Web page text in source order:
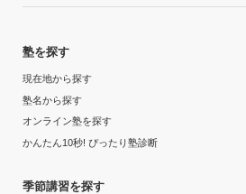
塾を探す
現在地から探す
塾名から探す
オンライン塾を探す
かんたん10秒! ぴったり塾診断
季節講習を探す